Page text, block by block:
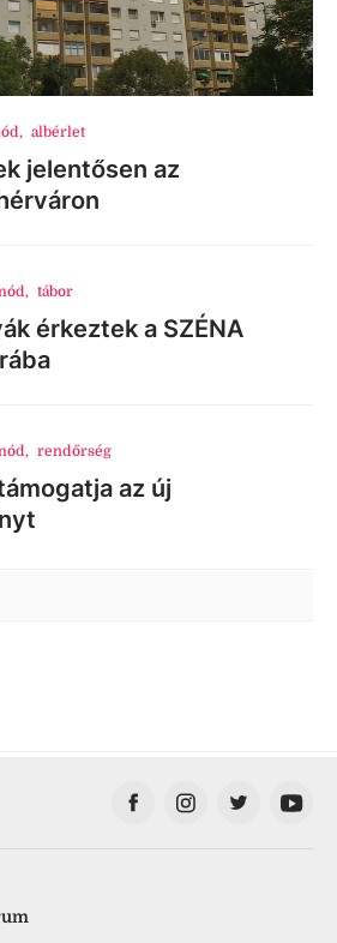
, albérlet
jelentősen az
, tábor
érkeztek a SZÉNA
, rendőrség
az új